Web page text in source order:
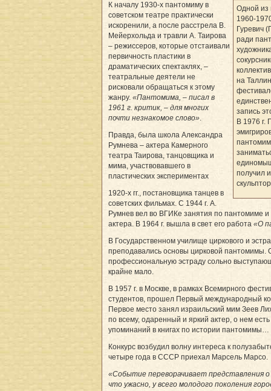
Одной из
1960-
Гуревич
ради
на
запись
В 1976 г.
получил
К началу 1930­-х пантомиму в
советском театре­ практически
искоренили, а после расстрела В.
Мейерхольда и травли А. Таирова
– режиссеров, которые отстаивали
первичность пластики в
драматических спектаклях, –
театральные деятели не
рисковали обращаться к этому
жанру. «Пантомима, – писал в
1961 г. критик, – для многих
почти незнакомое слово».
Правда, была школа Александра
Румнева – актера­ Камерного
театра Таирова, танцовщика и
мима, участвовавшего в
пластических экспериментах
1920­-х гг., постановщика танцев в
советских фильмах. С 1944 г. А.
Румнев вел во ВГИКе занятия по пантомиме и
актера. В 1964 г. вышла в свет его работа «О
В Государственном училище циркового и
преподавались основы цирковой пантомимы.
профессиональную эстраду сольно
крайне мало.
В 1957 г. в Москве, в рамках Всемирного
студентов, прошел Первый международный
Первое место занял израильский мим Зеев
по всему, одаренный и яркий актер, о нем есть
упоминаний в книгах по истории пантомимы…
Конкурс возбудил волну интереса к
четыре года в СССР приехал Марсель Марсо.
«Событие переворачивает представления
что ужасно, у всего молодого поколения